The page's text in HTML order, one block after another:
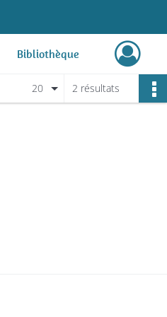
Bibliothèque
2 résultats
20